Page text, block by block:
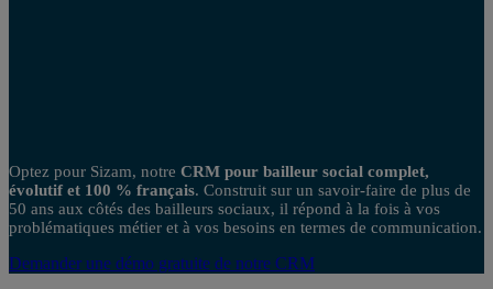
Optez pour Sizam, notre CRM pour bailleur social complet,
évolutif et 100 % français. Construit sur un savoir-faire de plus de
50 ans aux côtés des bailleurs sociaux, il répond à la fois à vos
problématiques métier et à vos besoins en termes de communication.
Demander une démo gratuite de notre CRM